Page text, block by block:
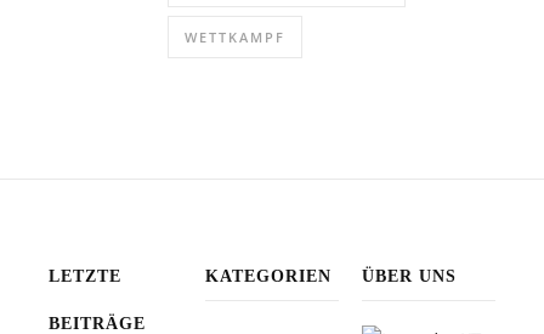
WETTKAMPF
LETZTE
BEITRÄGE
KATEGORIEN ÜBER UNS